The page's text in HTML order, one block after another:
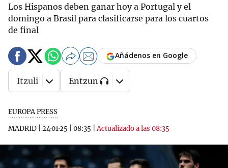
Los Hispanos deben ganar hoy a Portugal y el
domingo a Brasil para clasificarse para los cuartos
de final
EUROPA PRESS
MADRID
24·01·25 08:35 |Actualizado a las 08:35
Añádenos en Google
Itzuli Entzun